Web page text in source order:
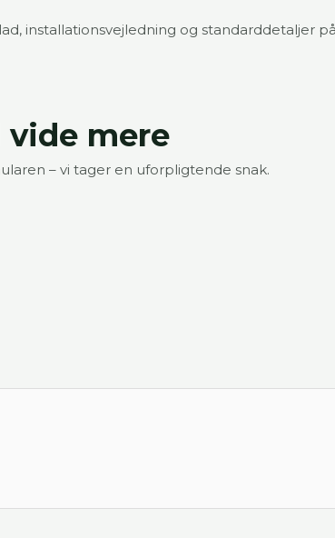
installationsvejledning og standarddetaljer
mere
– vi tager en uforpligtende snak.